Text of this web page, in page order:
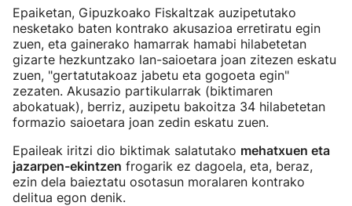
Epaiketan, Gipuzkoako Fiskaltzak auzipetutako
nesketako baten kontrako akusazioa erretiratu egin
zuen, eta gainerako hamarrak hamabi hilabetetan
gizarte hezkuntzako lan-saioetara joan zitezen eskatu
zuen, "gertatutakoaz jabetu eta gogoeta egin"
zezaten. Akusazio partikularrak (biktimaren
abokatuak), berriz, auzipetu bakoitza 34 hilabetetan
formazio saioetara joan zedin eskatu zuen.
Epaileak iritzi dio biktimak salatutako mehatxuen eta
jazarpen-ekintzen frogarik ez dagoela, eta, beraz,
ezin dela baieztatu osotasun moralaren kontrako
delitua egon denik.